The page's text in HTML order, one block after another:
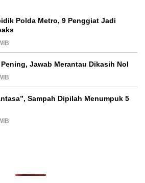
Polda Metro, 9 Penggiat Jadi
Jawab Merantau Dikasih Nol
Sampah Dipilah Menumpuk 5